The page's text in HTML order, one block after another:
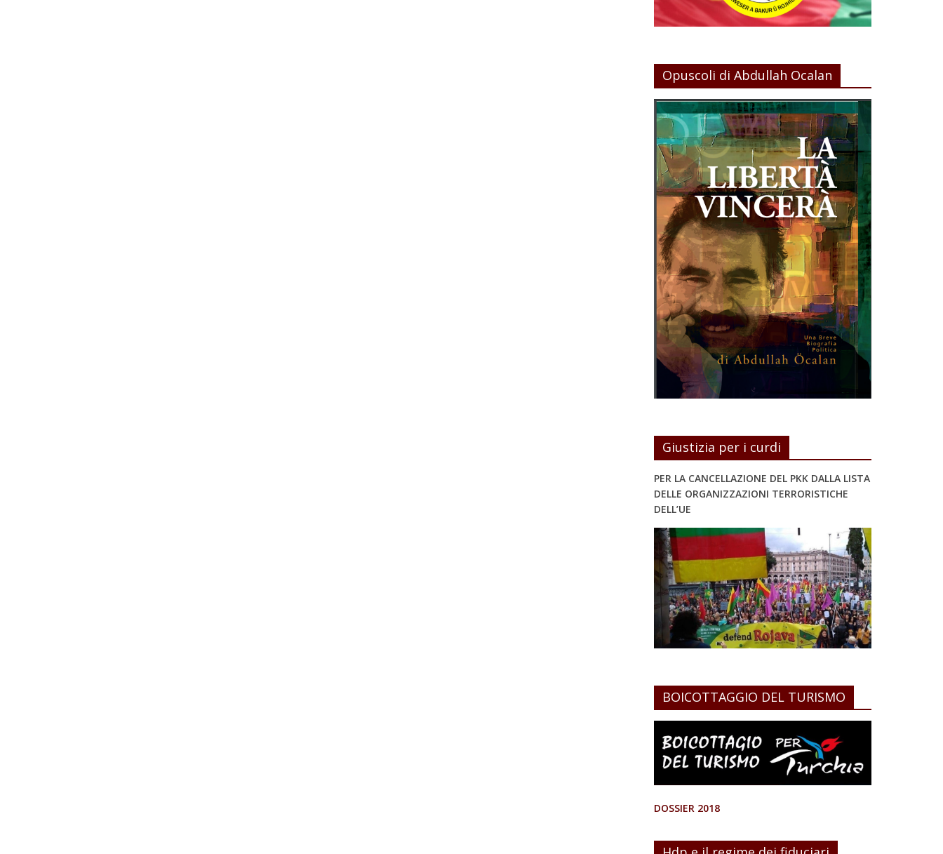
Opuscoli di Abdullah Ocalan
Giustizia per i curdi
PER LA CANCELLAZIONE DEL PKK DALLA LISTA
DELLE ORGANIZZAZIONI TERRORISTICHE
DELL’UE
BOICOTTAGGIO DEL TURISMO
DOSSIER 2018